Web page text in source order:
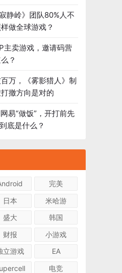
静岭》团队80%人不
做全球游戏？
主卖游戏，邀请码营
？
万，《雾影猎人》制
撤方向是对的
易“做饭”，开打前先
底是什么？
完美
日本
米哈游
盛大
韩国
财报
小游戏
立游戏
EA
电竞